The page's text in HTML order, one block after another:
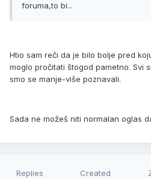
foruma,to bi...
Htio sam reči da je bilo bolje pred
moglo pročitati štogod pametno. Svi
smo se manje-više poznavali.
Sada ne možeš niti normalan oglas
Replies Created